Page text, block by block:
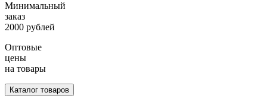
Минимальный
заказ
2000 рублей
Оптовые
цены
на товары
Каталог товаров